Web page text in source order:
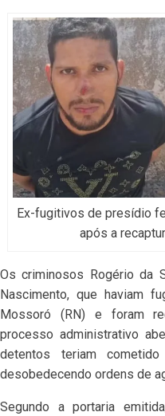
Ex-fugitivos de presídio
após a
Os criminosos Rogério da
Nascimento, que haviam
Mossoró (RN) e foram
processo administrativo
detentos teriam
desobedecendo ordens de
Segundo a portaria